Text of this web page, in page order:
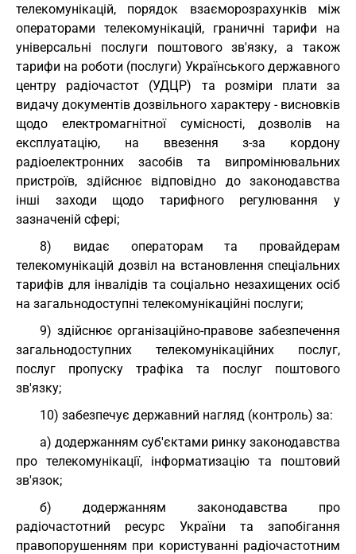
телекомунікацій, порядок взаєморозрахунків між
операторами телекомунікацій, граничні тарифи на
універсальні послуги поштового зв'язку, а також
тарифи на роботи (послуги) Українського державного
центру радіочастот (УДЦР) та розміри плати за
видачу документів дозвільного характеру - висновків
щодо електромагнітної сумісності, дозволів на
експлуатацію, на ввезення з-за кордону
радіоелектронних засобів та випромінювальних
пристроїв, здійснює відповідно до законодавства
інші заходи щодо тарифного регулювання у
зазначеній сфері;
8) видає операторам та провайдерам
телекомунікацій дозвіл на встановлення спеціальних
тарифів для інвалідів та соціально незахищених осіб
на загальнодоступні телекомунікаційні послуги;
9) здійснює організаційно-правове забезпечення
загальнодоступних телекомунікаційних послуг,
послуг пропуску трафіка та послуг поштового
зв'язку;
10) забезпечує державний нагляд (контроль) за:
а) додержанням суб'єктами ринку законодавства
про телекомунікації, інформатизацію та поштовий
зв'язок;
б) додержанням законодавства про
радіочастотний ресурс України та запобігання
правопорушенням при користуванні радіочастотним